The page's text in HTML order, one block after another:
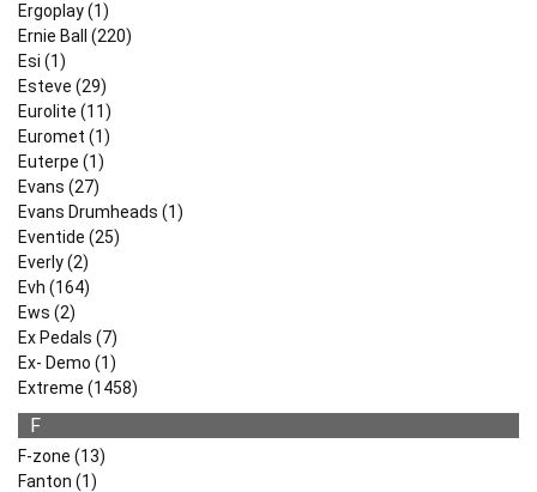
Ergoplay (1)
Ernie Ball (220)
Esi (1)
Esteve (29)
Eurolite (11)
Euromet (1)
Euterpe (1)
Evans (27)
Evans Drumheads (1)
Eventide (25)
Everly (2)
Evh (164)
Ews (2)
Ex Pedals (7)
Ex- Demo (1)
Extreme (1458)
F
F-zone (13)
Fanton (1)